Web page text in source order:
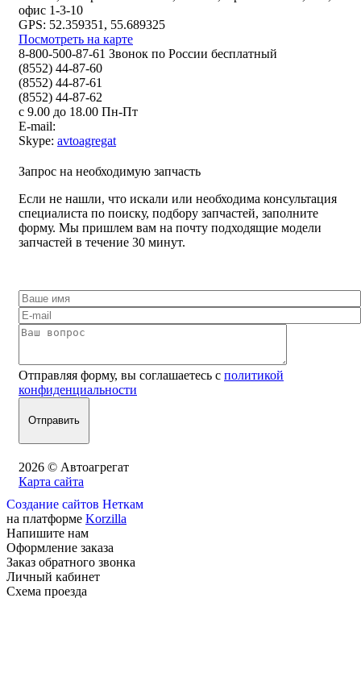
офис 1-3-10
GPS: 52.359351, 55.689325
Посмотреть на карте
8-800-500-87-61 Звонок по России бесплатный
(8552) 44-87-60
(8552) 44-87-61
(8552) 44-87-62
с 9.00 до 18.00 Пн-Пт
E-mail:
Skype: avtoagregat
Запрос на необходимую запчасть
Если не нашли, что искали или необходима консультация
специалиста по поиску, подбору запчастей, заполните
форму. Мы пришлем вам на почту подходящие модели
запчастей в течение 30 минут.
Отправляя форму, вы соглашаетесь с политикой
конфиденциальности
2026 © Автоагрегат
Карта сайта
Создание сайтов Неткам
на платформе Korzilla
Напишите нам
Оформление заказа
Заказ обратного звонка
Личный кабинет
Схема проезда